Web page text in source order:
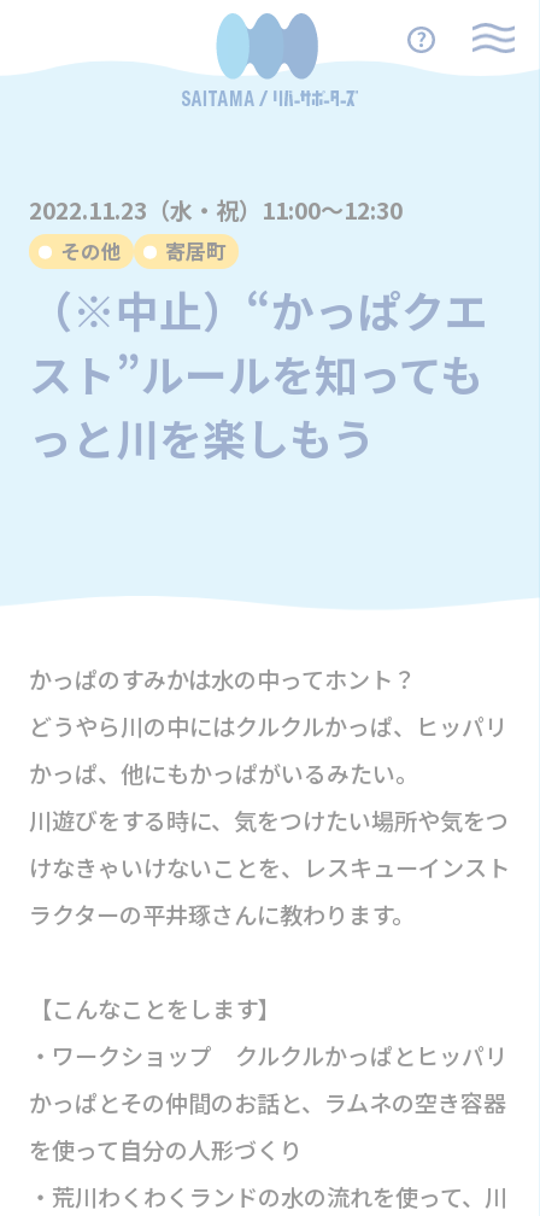
2022.11.23（水・祝）11:00～12:30
その他 寄居町
（※中止）“かっぱクエ
スト”ルールを知っても
っと川を楽しもう
かっぱのすみかは水の中ってホント？
どうやら川の中にはクルクルかっぱ、ヒッパリ
かっぱ、他にもかっぱがいるみたい。
川遊びをする時に、気をつけたい場所や気をつ
けなきゃいけないことを、レスキューインスト
ラクターの平井琢さんに教わります。
【こんなことをします】
・ワークショップ クルクルかっぱとヒッパリ
かっぱとその仲間のお話と、ラムネの空き容器
を使って自分の人形づくり
・荒川わくわくランドの水の流れを使って、川